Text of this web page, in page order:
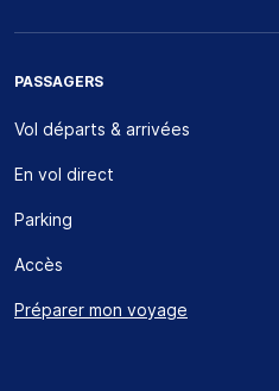
PASSAGERS
Vol départs & arrivées
En vol direct
Parking
Accès
Préparer mon voyage